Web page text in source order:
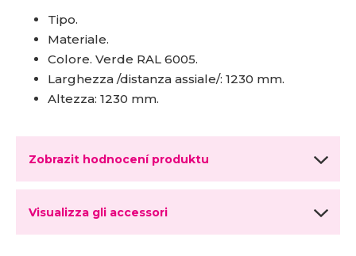
Tipo.
Materiale.
Colore. Verde RAL 6005.
Larghezza /distanza assiale/: 1230 mm.
Altezza: 1230 mm.
Zobrazit hodnocení produktu
Visualizza gli accessori